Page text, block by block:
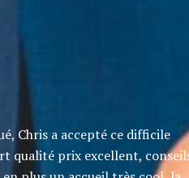
Chris a accepté ce difficile
qualité prix excellent,